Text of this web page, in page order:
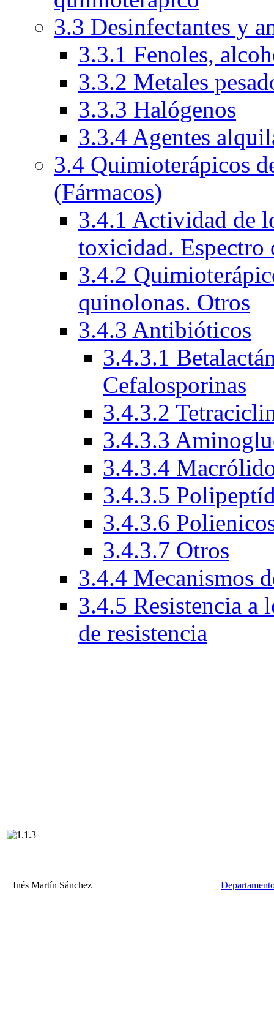
3.3 Desinfectantes y
3.3.1 Fenoles,
3.3.2 Metales
3.3.3 Halógenos
3.3.4 Agentes
3.4 Quimioterápicos
(Fármacos)
3.4.1 Actividad de
toxicidad. Espectro
3.4.2
quinolonas. Otros
3.4.3 Antibióticos
3.4.3.1
Cefalosporinas
3.4.3.2
3.4.3.3
3.4.3.4
3.4.3.5
3.4.3.6
3.4.3.7 Otros
3.4.4 Mecanismos
3.4.5 Resistencia a
de resistencia
Inés Martín Sánchez